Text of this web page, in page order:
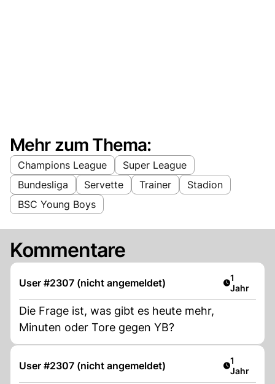
Mehr zum Thema:
Champions League
Super League
Bundesliga
Servette Trainer
Stadion
BSC Young Boys
Kommentare
User #2307 (nicht angemeldet) Artikel
1
Jahr
Die Frage ist, was gibt es heute mehr,
Minuten oder Tore gegen YB?
User #2307 (nicht angemeldet) Artikel
1
Jahr